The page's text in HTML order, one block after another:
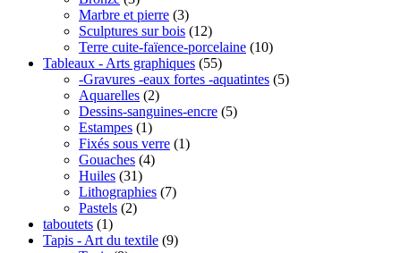
Marbre et pierre (3)
Sculptures sur bois (12)
Terre cuite-faïence-porcelaine (10)
Tableaux - Arts graphiques (55)
-Gravures -eaux fortes -aquatintes (5)
Aquarelles (2)
Dessins-sanguines-encre (5)
Estampes (1)
Fixés sous verre (1)
Gouaches (4)
Huiles (31)
Lithographies (7)
Pastels (2)
taboutets (1)
Tapis - Art du textile (9)